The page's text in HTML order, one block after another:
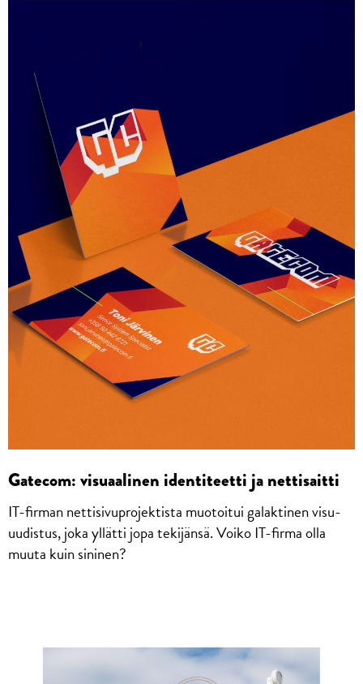
Gatecom: visuaalinen identiteetti ja nettisaitti
IT-firman nettisivuprojektista muotoitui galaktinen visu-
uudistus, joka yllätti jopa tekijänsä. Voiko IT-firma olla
muuta kuin sininen?